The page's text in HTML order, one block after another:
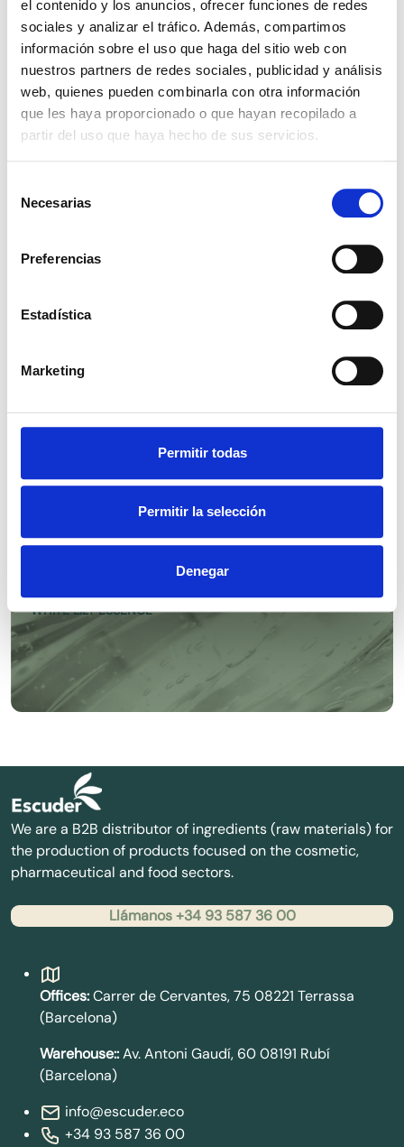
el contenido y los anuncios, ofrecer funciones de redes
sociales y analizar el tráfico. Además, compartimos
información sobre el uso que haga del sitio web con
nuestros partners de redes sociales, publicidad y análisis
web, quienes pueden combinarla con otra información
que les haya proporcionado o que hayan recopilado a
partir del uso que haya hecho de sus servicios.
Necesarias
Preferencias
Estadística
Marketing
Permitir todas
Permitir la selección
Denegar
Click to view the packaging
1KG 5KG 25KG 75KG
Related ingredients
WHITE TEA ESSENCE
WHITE MUSK ESSENCE
WHITE LILY ESSENCE
We are a B2B distributor of ingredients (raw materials) for
the production of products focused on the cosmetic,
pharmaceutical and food sectors.
Llámanos +34 93 587 36 00
Offices:Carrer de Cervantes, 75 08221 Terrassa
(Barcelona)
Warehouse::Av. Antoni Gaudí, 60 08191 Rubí
(Barcelona)
info@escuder.eco
+34 93 587 36 00